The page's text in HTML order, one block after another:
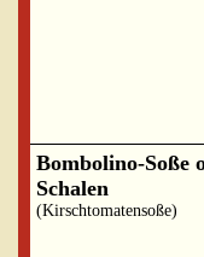
Bombolino-Soße
Schalen
(Kirschtomatensoße)